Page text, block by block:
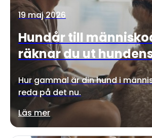
19 maj 2026
Hundår till
räknar du ut
Hur gammal är din hund i
reda på det nu.
Läs mer